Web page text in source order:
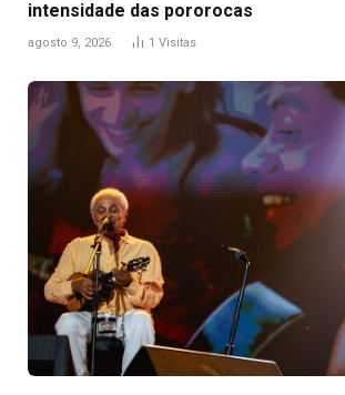
intensidade das pororocas
agosto 9, 2026 1 Visitas